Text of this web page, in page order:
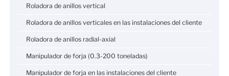
Roladora de anillos vertical
Roladora de anillos verticales en las instalaciones del cliente
Roladora de anillos radial-axial
Manipulador de forja (0.3-200 toneladas)
Manipulador de forja en las instalaciones del cliente